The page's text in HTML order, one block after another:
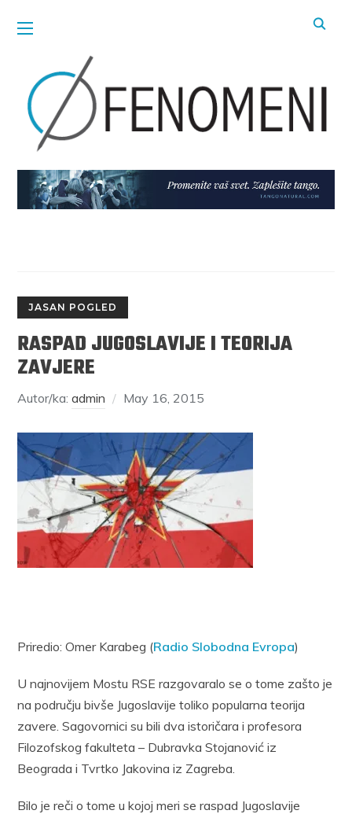
JASAN POGLED
RASPAD JUGOSLAVIJE I TEORIJA
ZAVJERE
Autor/ka:admin May 16, 2015
Priredio: Omer Karabeg (Radio Slobodna Evropa)
U najnovijem Mostu RSE razgovaralo se o tome zašto je
na području bivše Jugoslavije toliko popularna teorija
zavere. Sagovornici su bili dva istoričara i profesora
Filozofskog fakulteta – Dubravka Stojanović iz
Beograda i Tvrtko Jakovina iz Zagreba.
Bilo je reči o tome u kojoj meri se raspad Jugoslavije